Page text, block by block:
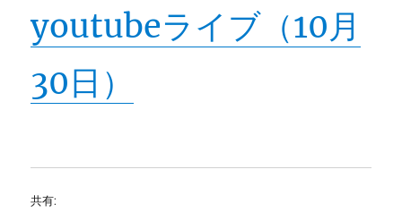
youtubeライブ（10月
30日）
共有: